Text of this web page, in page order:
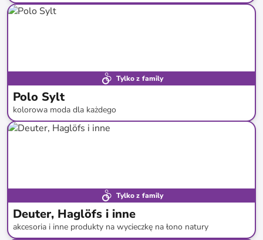
do-44%*
Tylko z family
Polo Sylt
kolorowa moda dla każdego
do-68%*
Tylko z family
Deuter, Haglöfs i inne
akcesoria i inne produkty na wycieczkę na łono natury